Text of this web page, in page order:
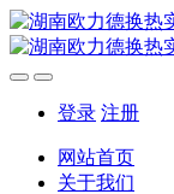
登录 注册
网站首页
关于我们